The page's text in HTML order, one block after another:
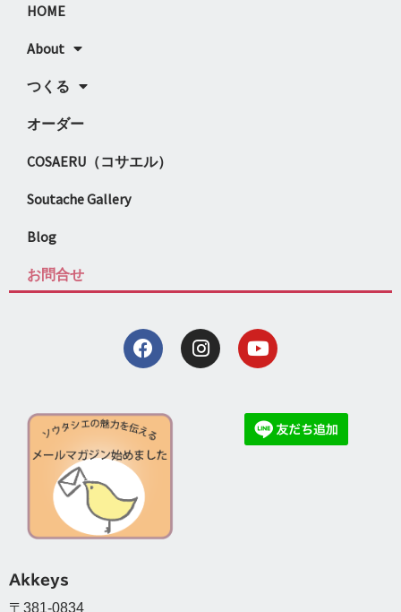
HOME
About
つくる
オーダー
COSAERU（コサエル）
Soutache Gallery
Blog
お問合せ
Akkeys
〒381-0834